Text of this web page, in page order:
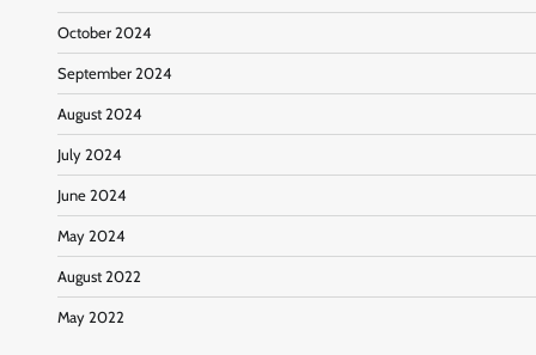
October 2024
September 2024
August 2024
July 2024
June 2024
May 2024
August 2022
May 2022